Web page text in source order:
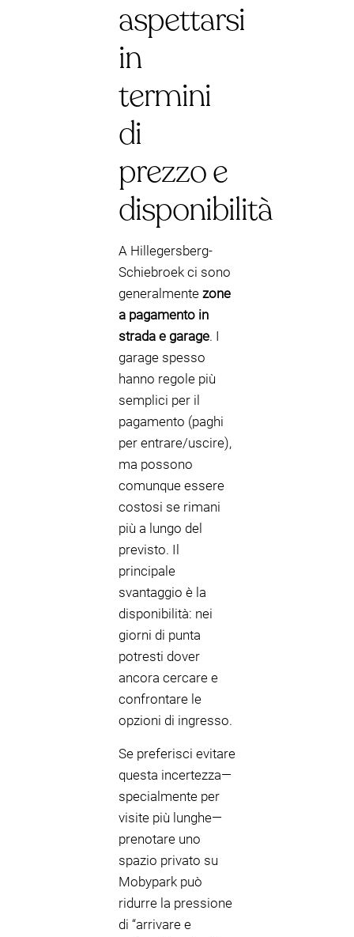
aspettarsi
in
termini
di
prezzo e
disponibilità
A Hillegersberg-
Schiebroek ci sono
generalmente zone
a pagamento in
strada e garage. I
garage spesso
hanno regole più
semplici per il
pagamento (paghi
per entrare/uscire),
ma possono
comunque essere
costosi se rimani
più a lungo del
previsto. Il
principale
svantaggio è la
disponibilità: nei
giorni di punta
potresti dover
ancora cercare e
confrontare le
opzioni di ingresso.
Se preferisci evitare
questa incertezza—
specialmente per
visite più lunghe—
prenotare uno
spazio privato su
Mobypark può
ridurre la pressione
di “arrivare e